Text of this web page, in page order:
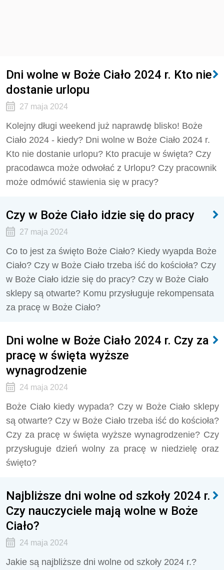
Dni wolne w Boże Ciało 2024 r. Kto nie
dostanie urlopu
27 maja 2024
Kolejny długi weekend już naprawdę blisko! Boże
Ciało 2024 - kiedy? Dni wolne w Boże Ciało 2024 r.
Kto nie dostanie urlopu? Kto pracuje w święta? Czy
pracodawca może odwołać z Urlopu? Czy pracownik
może odmówić stawienia się w pracy?
Czy w Boże Ciało idzie się do pracy
27 maja 2024
Co to jest za święto Boże Ciało? Kiedy wyapda Boże
Ciało? Czy w Boże Ciało trzeba iść do kościoła? Czy
w Boże Ciało idzie się do pracy? Czy w Boże Ciało
sklepy są otwarte? Komu przysługuje rekompensata
za pracę w Boże Ciało?
Dni wolne w Boże Ciało 2024 r. Czy za
pracę w święta wyższe
wynagrodzenie
24 maja 2024
Boże Ciało kiedy wypada? Czy w Boże Ciało sklepy
są otwarte? Czy w Boże Ciało trzeba iść do kościoła?
Czy za pracę w święta wyższe wynagrodzenie? Czy
przysługuje dzień wolny za pracę w niedzielę oraz
święto?
Najbliższe dni wolne od szkoły 2024 r.
Czy nauczyciele mają wolne w Boże
Ciało?
24 maja 2024
Jakie są najbliższe dni wolne od szkoły 2024 r.?